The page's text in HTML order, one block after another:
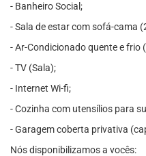
- Banheiro Social;
- Sala de estar com sofá-cama
- Ar-Condicionado quente e frio
- TV (Sala);
- Internet Wi-fi;
- Cozinha com utensílios para
- Garagem coberta privativa
Nós disponibilizamos a vocês: